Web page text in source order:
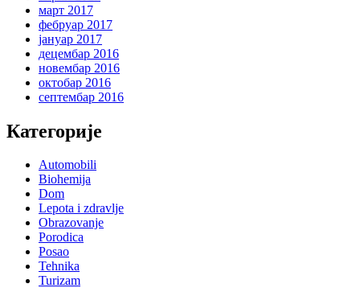
март 2017
фебруар 2017
јануар 2017
децембар 2016
новембар 2016
октобар 2016
септембар 2016
Категорије
Automobili
Biohemija
Dom
Lepota i zdravlje
Obrazovanje
Porodica
Posao
Tehnika
Turizam